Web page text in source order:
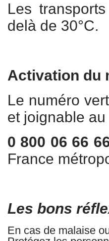
Les
delà de 30°C.
Activation du
Le numéro
et joignable au
0 800 06 66
France
Les bons
En cas de malaise